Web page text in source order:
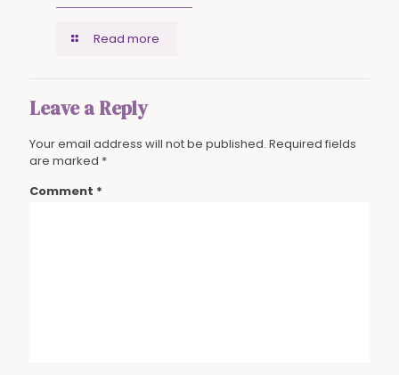
Read more
Leave a Reply
Your email address will not be published. Required fields
are marked *
Comment *